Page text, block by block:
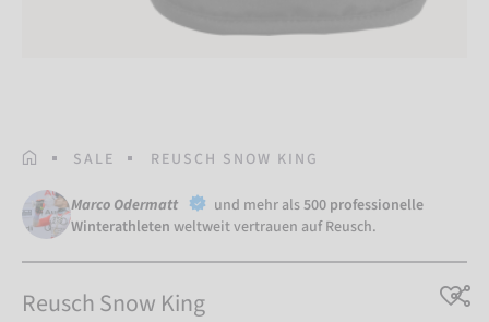
STARTSEITE
SALE REUSCH SNOW KING
Marco Odermatt und mehr als500 professionelle
Winterathleten weltweit vertrauen auf Reusch.
Reusch Snow King